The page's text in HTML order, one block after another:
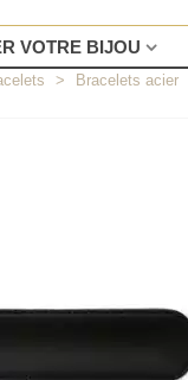
VOTRE BIJOU
> Bracelets acier